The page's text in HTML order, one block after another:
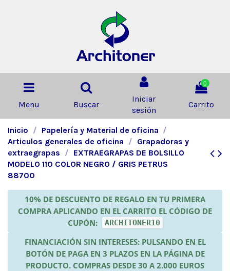
Menu Buscar
Iniciar
sesión
0
Carrito
Inicio
Papelería y Material de oficina
Articulos generales de oficina
Grapadoras y
extraegrapas
EXTRAEGRAPAS DE BOLSILLO
MODELO 110 COLOR NEGRO / GRIS PETRUS
88700
10% DE DESCUENTO DE REGALO EN TU PRIMERA
COMPRA APLICANDO EN EL CARRITO EL CÓDIGO DE
CUPÓN:
ARCHITONER10
FINANCIACIÓN SIN INTERESES: PULSANDO EN EL
BOTÓN DE PAGA EN 3 PLAZOS EN LA PÁGINA DE
PRODUCTO. COMPRAS DESDE 30 A 2.000 EUROS